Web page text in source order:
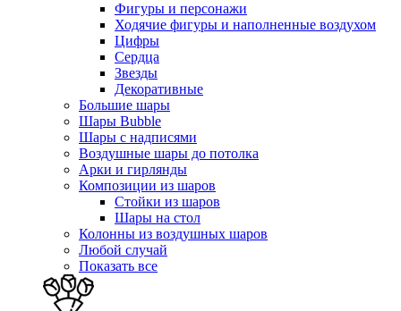
Фигуры и персонажи
Ходячие фигуры и наполненные воздухом
Цифры
Сердца
Звезды
Декоративные
Большие шары
Шары Bubble
Шары с надписями
Воздушные шары до потолка
Арки и гирлянды
Композиции из шаров
Стойки из шаров
Шары на стол
Колонны из воздушных шаров
Любой случай
Показать все